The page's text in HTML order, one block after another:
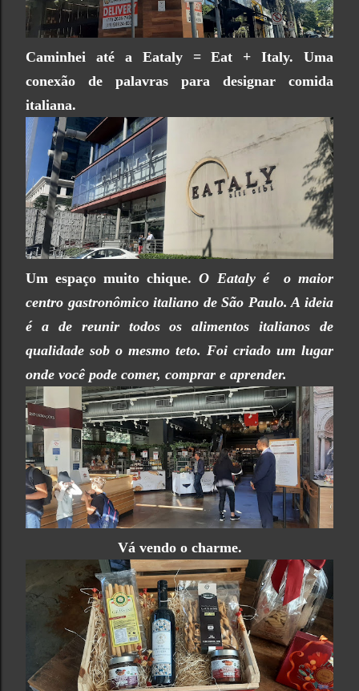
Caminhei até a Eataly = Eat + Italy. Uma
conexão de palavras para designar comida
italiana.
Um espaço muito chique.O Eataly é o maior
centro gastronômico italiano de São Paulo. A ideia
é a de reunir todos os alimentos italianos de
qualidade sob o mesmo teto. Foi criado um lugar
onde você pode comer, comprar e aprender.
Vá vendo o charme.